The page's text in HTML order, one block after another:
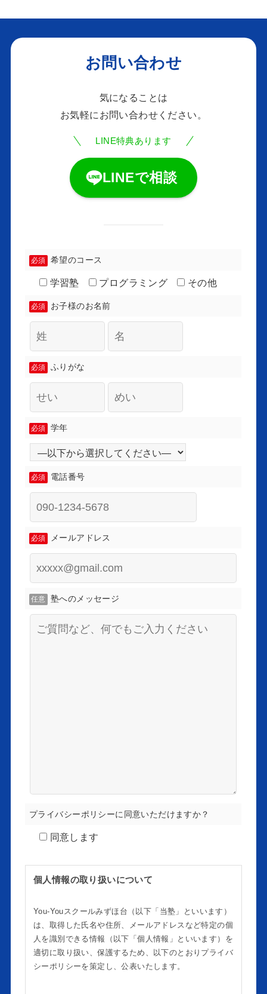
お問い合わせ
気になることは
お気軽にお問い合わせください。
LINE特典あります
LINEで相談
必須 希望のコース
学習塾 プログラミング その他
必須 お子様のお名前
必須 ふりがな
必須 学年
必須 電話番号
必須 メールアドレス
任意 塾へのメッセージ
プライバシーポリシーに同意いただけますか？
同意します
個人情報の取り扱いについて
You-Youスクールみずほ台（以下「当塾」といいます）
は、取得した氏名や住所、メールアドレスなど特定の個
人を識別できる情報（以下「個人情報」といいます）を
適切に取り扱い、保護するため、以下のとおりプライバ
シーポリシーを策定し、公表いたします。